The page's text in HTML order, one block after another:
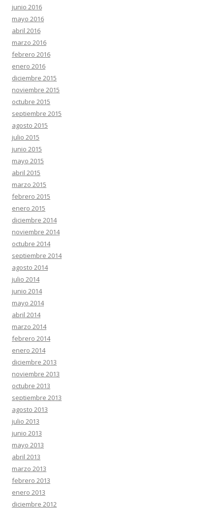
junio 2016
mayo 2016
abril 2016
marzo 2016
febrero 2016
enero 2016
diciembre 2015
noviembre 2015
octubre 2015
septiembre 2015
agosto 2015
julio 2015
junio 2015
mayo 2015
abril 2015
marzo 2015
febrero 2015
enero 2015
diciembre 2014
noviembre 2014
octubre 2014
septiembre 2014
agosto 2014
julio 2014
junio 2014
mayo 2014
abril 2014
marzo 2014
febrero 2014
enero 2014
diciembre 2013
noviembre 2013
octubre 2013
septiembre 2013
agosto 2013
julio 2013
junio 2013
mayo 2013
abril 2013
marzo 2013
febrero 2013
enero 2013
diciembre 2012